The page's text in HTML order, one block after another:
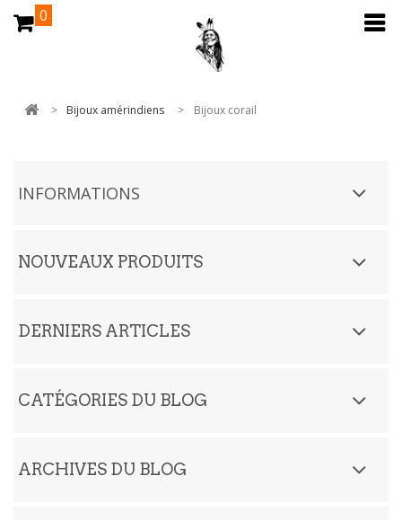
0
> Bijoux amérindiens > Bijoux corail
INFORMATIONS
NOUVEAUX PRODUITS
DERNIERS ARTICLES
CATÉGORIES DU BLOG
ARCHIVES DU BLOG